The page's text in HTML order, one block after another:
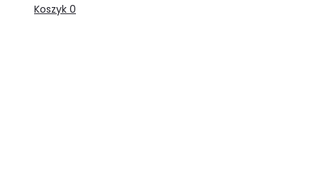
Koszyk 0